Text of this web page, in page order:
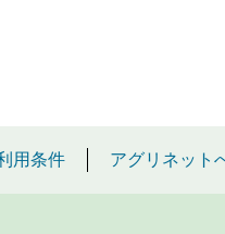
用条件 アグリネット